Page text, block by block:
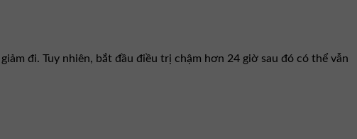
đi. Tuy nhiên, bắt đầu điều trị chậm hơn 24 giờ sau đó có thể vẫn